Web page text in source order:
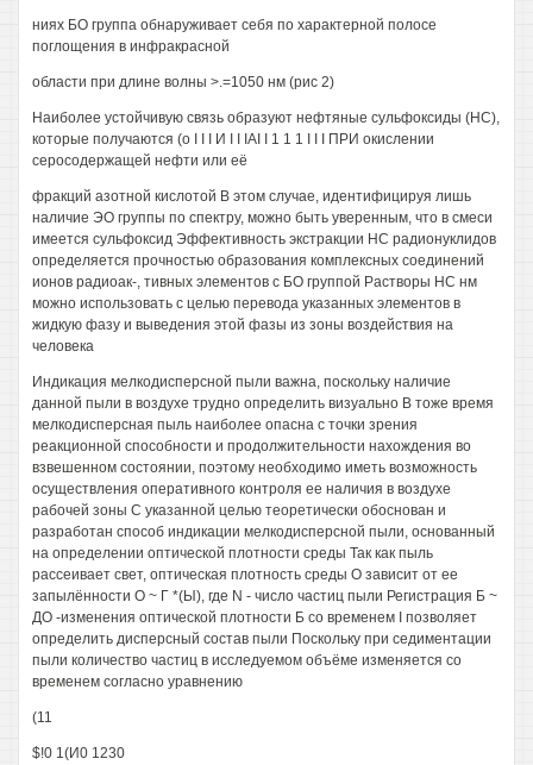
ниях БО группа обнаруживает себя по характерной полосе
поглощения в инфракрасной
области при длине волны >.=1050 нм (рис 2)
Наиболее устойчивую связь образуют нефтяные сульфоксиды (НС),
которые получаются (о I I I И I I IАI I 1 1 1 I I I ПРИ окислении
серосодержащей нефти или её
фракций азотной кислотой В этом случае, идентифицируя лишь
наличие ЭО группы по спектру, можно быть уверенным, что в смеси
имеется сульфоксид Эффективность экстракции НС радионуклидов
определяется прочностью образования комплексных соединений
ионов радиоак-, тивных элементов с БО группой Растворы НС нм
можно использовать с целью перевода указанных элементов в
жидкую фазу и выведения этой фазы из зоны воздействия на
человека
Индикация мелкодисперсной пыли важна, поскольку наличие
данной пыли в воздухе трудно определить визуально В тоже время
мелкодисперсная пыль наиболее опасна с точки зрения
реакционной способности и продолжительности нахождения во
взвешенном состоянии, поэтому необходимо иметь возможность
осуществления оперативного контроля ее наличия в воздухе
рабочей зоны С указанной целью теоретически обоснован и
разработан способ индикации мелкодисперсной пыли, основанный
на определении оптической плотности среды Так как пыль
рассеивает свет, оптическая плотность среды О зависит от ее
запылённости О ~ Г *(Ы), где N - число частиц пыли Регистрация Б ~
ДО -изменения оптической плотности Б со временем I позволяет
определить дисперсный состав пыли Поскольку при седиментации
пыли количество частиц в исследуемом объёме изменяется со
временем согласно уравнению
(11
$!0 1(И0 1230